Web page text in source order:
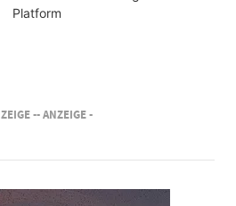
Platform
-- ANZEIGE -